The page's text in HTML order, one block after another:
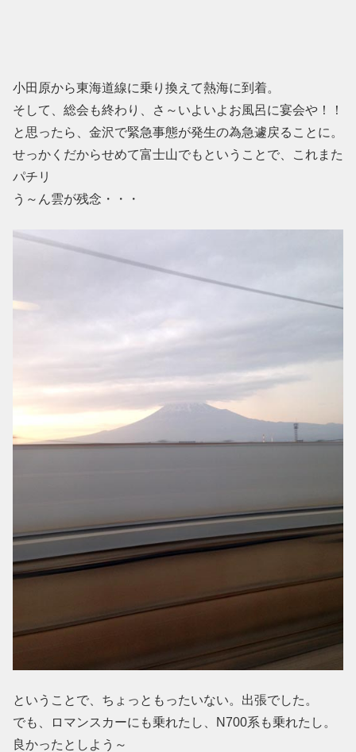
小田原から東海道線に乗り換えて熱海に到着。
そして、総会も終わり、さ～いよいよお風呂に宴会や！！
と思ったら、金沢で緊急事態が発生の為急遽戻ることに。
せっかくだからせめて富士山でもということで、これまた
パチリ
う～ん雲が残念・・・
ということで、ちょっともったいない。出張でした。
でも、ロマンスカーにも乗れたし、N700系も乗れたし。
良かったとしよう～